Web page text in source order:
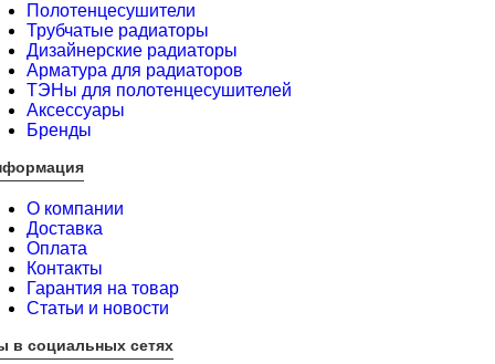
Полотенцесушители
Трубчатые радиаторы
Дизайнерские радиаторы
Арматура для радиаторов
ТЭНы для полотенцесушителей
Аксессуары
Бренды
О компании
Доставка
Оплата
Контакты
Гарантия на товар
Статьи и новости
в социальных сетях